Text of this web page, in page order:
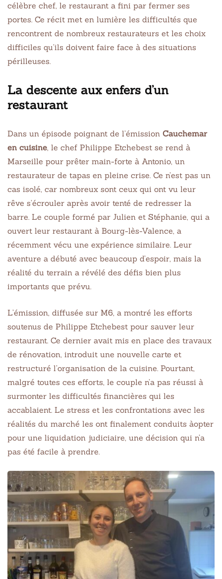
célèbre chef, le restaurant a fini par fermer ses
portes. Ce récit met en lumière les difficultés que
rencontrent de nombreux restaurateurs et les choix
difficiles qu’ils doivent faire face à des situations
périlleuses.
La descente aux enfers d’un
restaurant
Dans un épisode poignant de l’émission Cauchemar
en cuisine, le chef Philippe Etchebest se rend à
Marseille pour prêter main-forte à Antonio, un
restaurateur de tapas en pleine crise. Ce n’est pas un
cas isolé, car nombreux sont ceux qui ont vu leur
rêve s’écrouler après avoir tenté de redresser la
barre. Le couple formé par Julien et Stéphanie, qui a
ouvert leur restaurant à Bourg-lès-Valence, a
récemment vécu une expérience similaire. Leur
aventure a débuté avec beaucoup d’espoir, mais la
réalité du terrain a révélé des défis bien plus
importants que prévu.
L’émission, diffusée sur M6, a montré les efforts
soutenus de Philippe Etchebest pour sauver leur
restaurant. Ce dernier avait mis en place des travaux
de rénovation, introduit une nouvelle carte et
restructuré l’organisation de la cuisine. Pourtant,
malgré toutes ces efforts, le couple n’a pas réussi à
surmonter les difficultés financières qui les
accablaient. Le stress et les confrontations avec les
réalités du marché les ont finalement conduits àopter
pour une liquidation judiciaire, une décision qui n’a
pas été facile à prendre.